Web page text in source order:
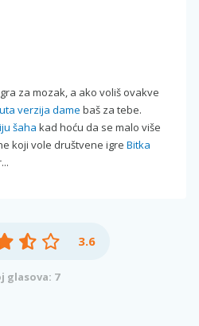
za mozak, a ako voliš ovakve
verzija dame baš za tebe.
šaha kad hoću da se malo više
koji vole društvene igre Bitka
3.6
glasova: 7